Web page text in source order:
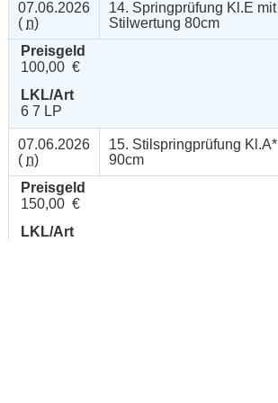
07.06.2026
( n)
14. Springprüfung Kl.E mit
Stilwertung 80cm
Preisgeld
100,00 €
LKL/Art
6 7 LP
07.06.2026
( n)
15. Stilspringprüfung Kl.A*
90cm
Preisgeld
150,00 €
LKL/Art